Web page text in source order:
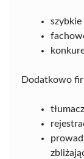
Dodatkowo